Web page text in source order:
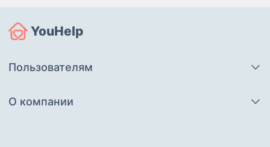
YouHelp
Пользователям
О компании